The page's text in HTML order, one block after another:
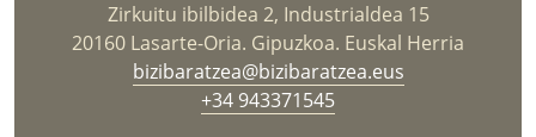
Zirkuitu ibilbidea 2, Industrialdea 15
20160 Lasarte-Oria. Gipuzkoa. Euskal Herria
bizibaratzea@bizibaratzea.eus
+34 943371545